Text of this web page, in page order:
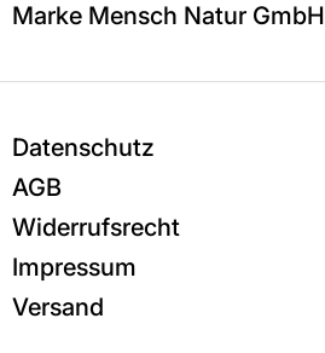
Marke Mensch Natur GmbH
Datenschutz
AGB
Widerrufsrecht
Impressum
Versand